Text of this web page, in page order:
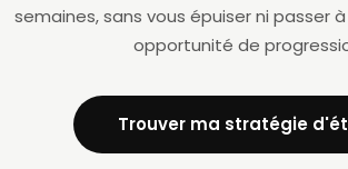
semaines, sans vous épuiser ni passer
opportunité de
Trouver ma stratégie